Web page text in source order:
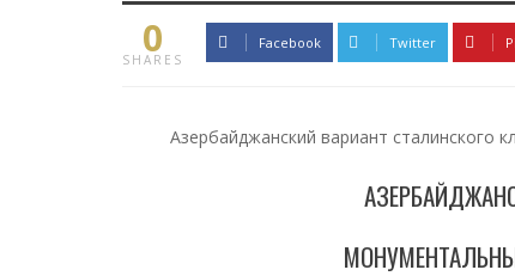
0
SHARES
Facebook Twitter
Азербайджанский вариант сталинского